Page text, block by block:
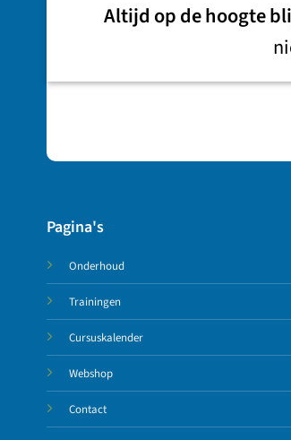
Altijd op de hoogte
Pagina's
Onderhoud
Trainingen
Cursuskalender
Webshop
Contact